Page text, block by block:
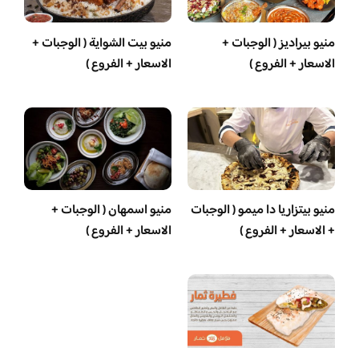
منيو بيراديز ( الوجبات +
الاسعار + الفروع )
منيو بيت الشواية ( الوجبات +
الاسعار + الفروع )
منيو بيتزاريا دا ميمو ( الوجبات
+ الاسعار + الفروع )
منيو اسمهان ( الوجبات +
الاسعار + الفروع )